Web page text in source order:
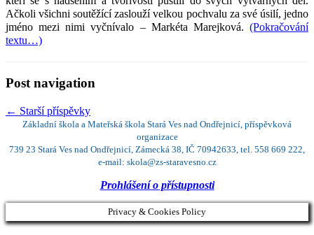
Ačkoli všichni soutěžící zaslouží velkou pochvalu za své úsilí, jedno
jméno mezi nimi vyčnívalo – Markéta Marejková. (Pokračování
textu…)
Post navigation
← Starší příspěvky
Základní škola a Mateřská škola Stará Ves nad Ondřejnicí, příspěvková
organizace
739 23 Stará Ves nad Ondřejnicí, Zámecká 38, IČ 70942633, tel. 558 669 222,
e-mail: skola@zs-staravesno.cz
Prohlášení o přístupnosti
Privacy & Cookies Policy